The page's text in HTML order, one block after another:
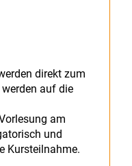
direkt zum
auf die
am
und
Kursteilnahme.